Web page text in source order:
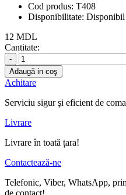
Cod produs: T408
Disponibilitate: Disponibil
12 MDL
Cantitate:
-
Adaugă in coş
Achitare
Serviciu sigur şi eficient de
Livrare
Livrare în toată țara!
Contactează-ne
Telefonic, Viber, WhatsApp,
de contact!